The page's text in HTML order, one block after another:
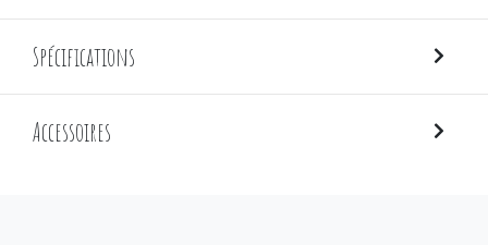
Spécifications
Accessoires